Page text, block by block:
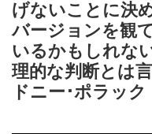
げないことに決
バージョンを観
いるかもしれな
理的な判断とは
ドニー･ポラック